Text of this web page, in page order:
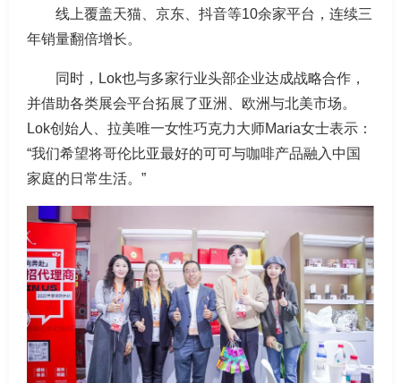
线上覆盖天猫、京东、抖音等10余家平台，连续三
年销量翻倍增长。
同时，Lok也与多家行业头部企业达成战略合作，
并借助各类展会平台拓展了亚洲、欧洲与北美市场。
Lok创始人、拉美唯一女性巧克力大师Maria女士表示：
“我们希望将哥伦比亚最好的可可与咖啡产品融入中国
家庭的日常生活。”